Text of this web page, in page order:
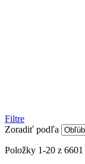
Filtre
Zoradiť podľa
Položky 1-20 z 6601